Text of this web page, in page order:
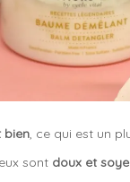
bien, ce qui est un
sont doux et